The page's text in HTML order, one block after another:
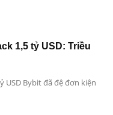
1,5 tỷ USD: Triều
USD Bybit đã đệ đơn kiện